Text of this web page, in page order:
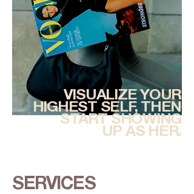
VISUALIZE YOUR
HIGHEST SELF, THEN
START SHOWING
UP AS HER.
SERVICES